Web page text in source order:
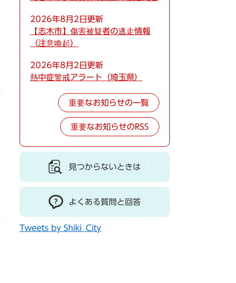
2026年8月2日更新
【志木市】傷害被疑者の逃走情報
（注意喚起）
2026年8月2日更新
熱中症警戒アラート（埼玉県）
重要なお知らせの一覧
重要なお知らせのRSS
見つからないときは
よくある質問と回答
Tweets by Shiki_City